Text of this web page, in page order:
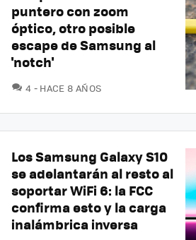
puntero con zoom
óptico, otro posible
escape de Samsung al
'notch'
4 COMENTARIOS
HACE 8 AÑOS
Los Samsung Galaxy S10
se adelantarán al resto al
soportar WiFi 6: la FCC
confirma esto y la carga
inalámbrica inversa